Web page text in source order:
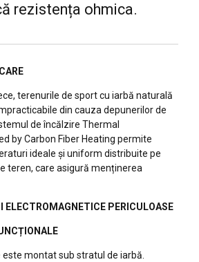
rezistența ohmica.
terenurile de sport cu iarbă naturală
din cauza depunerilor de
de încălzire Thermal
by Carbon Fiber Heating permite
ideale și uniform distribuite pe
teren, care asigură menținerea
ELECTROMAGNETICE PERICULOASE
montat sub stratul de iarbă.